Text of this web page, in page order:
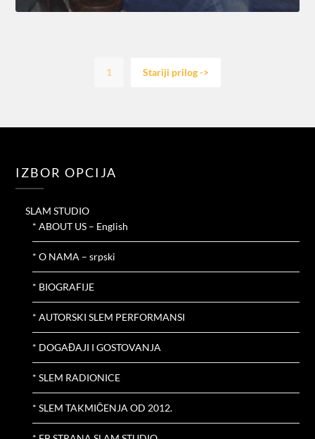
1 Stariji prilog ->
IZBOR OPCIJA
SLAM STUDIO
* ABOUT US – English
* O NAMA – srpski
* BIOGRAFIJE
* AUTORSKI SLEM PERFORMANSI
* DOGAĐAJI I GOSTOVANJA
* SLEM RADIONICE
* SLEM TAKMIČENJA OD 2012.